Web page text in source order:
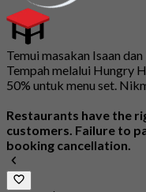
Temui masakan Isaan
Tempah melalui Hungry
50% untuk menu set.
Restaurants have the
customers. Failure to
booking cancellation.